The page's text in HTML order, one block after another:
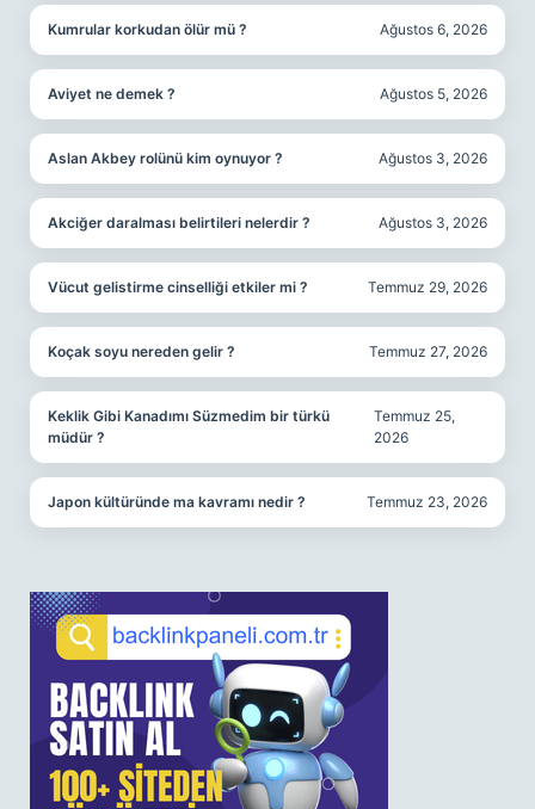
Kumrular korkudan ölür mü ? Ağustos 6, 2026
Aviyet ne demek ? Ağustos 5, 2026
Aslan Akbey rolünü kim oynuyor ? Ağustos 3, 2026
Akciğer daralması belirtileri nelerdir ? Ağustos 3, 2026
Vücut gelistirme cinselliği etkiler mi ? Temmuz 29, 2026
Koçak soyu nereden gelir ? Temmuz 27, 2026
Keklik Gibi Kanadımı Süzmedim bir türkü
müdür ?
Temmuz 25,
2026
Japon kültüründe ma kavramı nedir ? Temmuz 23, 2026